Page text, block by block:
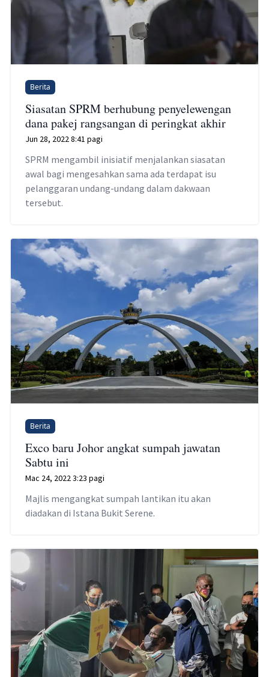
Berita
Siasatan SPRM berhubung penyelewengan
dana pakej rangsangan di peringkat akhir
Jun 28, 2022 8:41 pagi
SPRM mengambil inisiatif menjalankan siasatan
awal bagi mengesahkan sama ada terdapat isu
pelanggaran undang-undang dalam dakwaan
tersebut.
Berita
Exco baru Johor angkat sumpah jawatan
Sabtu ini
Mac 24, 2022 3:23 pagi
Majlis mengangkat sumpah lantikan itu akan
diadakan di Istana Bukit Serene.